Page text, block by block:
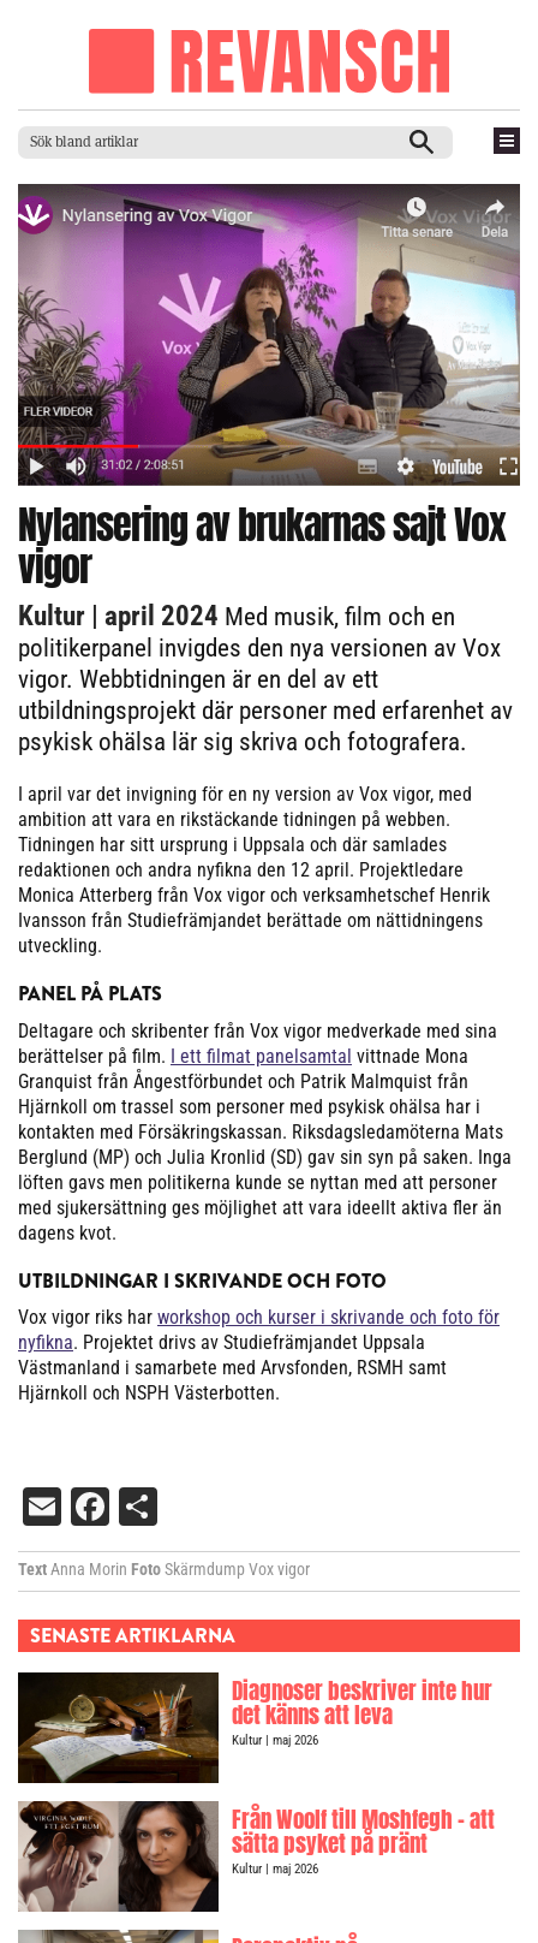
Nylansering av brukarnas sajt Vox
vigor
Kultur | april 2024 Med musik, film och en
politikerpanel invigdes den nya versionen av Vox
vigor. Webbtidningen är en del av ett
utbildningsprojekt där personer med erfarenhet av
psykisk ohälsa lär sig skriva och fotografera.
I april var det invigning för en ny version av Vox vigor, med
ambition att vara en rikstäckande tidningen på webben.
Tidningen har sitt ursprung i Uppsala och där samlades
redaktionen och andra nyfikna den 12 april. Projektledare
Monica Atterberg från Vox vigor och verksamhetschef Henrik
Ivansson från Studiefrämjandet berättade om nättidningens
utveckling.
PANEL PÅ PLATS
Deltagare och skribenter från Vox vigor medverkade med sina
berättelser på film. I ett filmat panelsamtal vittnade Mona
Granquist från Ångestförbundet och Patrik Malmquist från
Hjärnkoll om trassel som personer med psykisk ohälsa har i
kontakten med Försäkringskassan. Riksdagsledamöterna Mats
Berglund (MP) och Julia Kronlid (SD) gav sin syn på saken. Inga
löften gavs men politikerna kunde se nyttan med att personer
med sjukersättning ges möjlighet att vara ideellt aktiva fler än
dagens kvot.
UTBILDNINGAR I SKRIVANDE OCH FOTO
Vox vigor riks har workshop och kurser i skrivande och foto för
nyfikna. Projektet drivs av Studiefrämjandet Uppsala
Västmanland i samarbete med Arvsfonden, RSMH samt
Hjärnkoll och NSPH Västerbotten.
EmailFacebook
TextAnna Morin FotoSkärmdump Vox vigor
SENASTE ARTIKLARNA
Diagnoser beskriver inte hur
det känns att leva
Kultur| maj 2026
Från Woolf till Moshfegh – att
sätta psyket på pränt
Kultur| maj 2026